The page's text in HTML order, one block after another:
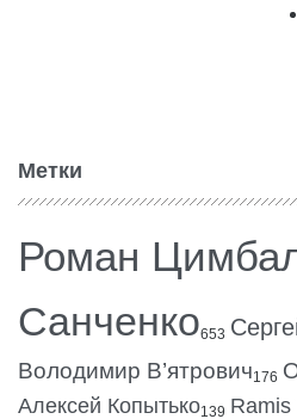
Метки
Роман
Санченко653
Володимир В’ятрович176
Алексей Копытько139 Ramis